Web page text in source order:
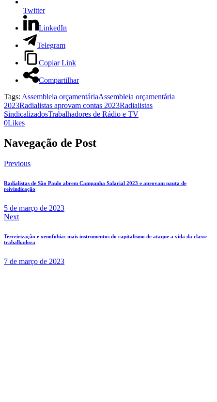
Twitter
LinkedIn
Telegram
Copiar Link
Compartilhar
Tags: Assembleia orçamentáriaAssembleia orçamentária
2023Radialistas aprovam contas 2023Radialistas
SindicalizadosTrabalhadores de Rádio e TV
0Likes
Navegação de Post
Previous
Radialistas de São Paulo abrem Campanha Salarial 2023 e aprovam pauta de
reivindicação
5 de março de 2023
Next
Terceirização e xenofobia: mais instrumentos do capitalismo de ataque a vida da classe
trabalhadora
7 de março de 2023